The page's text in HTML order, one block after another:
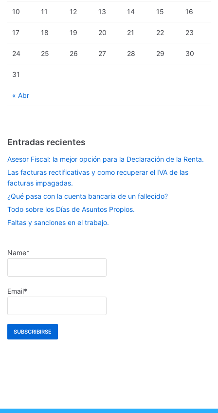
« Abr
10 11 12 13 14 15 16
17 18 19 20 21 22 23
24 25 26 27 28 29 30
31
Entradas recientes
Asesor Fiscal: la mejor opción para la Declaración de la Renta.
Las facturas rectificativas y como recuperar el IVA de las
facturas impagadas.
¿Qué pasa con la cuenta bancaria de un fallecido?
Todo sobre los Días de Asuntos Propios.
Faltas y sanciones en el trabajo.
Name*
Email*